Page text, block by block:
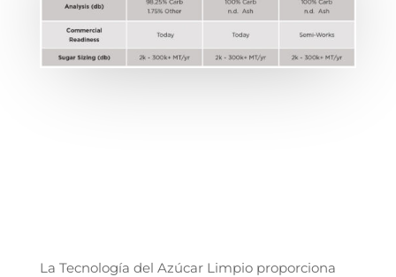
La Tecnología del Azúcar Limpio proporciona